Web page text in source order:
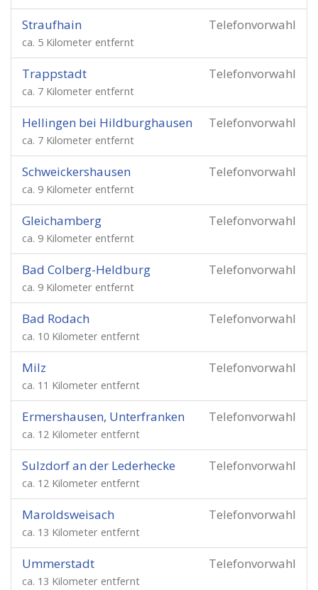
Telefonvorwahl
Straufhain
ca. 5 Kilometer entfernt
Telefonvorwahl
Trappstadt
ca. 7 Kilometer entfernt
Telefonvorwahl
Hellingen bei Hildburghausen
ca. 7 Kilometer entfernt
Telefonvorwahl
Schweickershausen
ca. 9 Kilometer entfernt
Telefonvorwahl
Gleichamberg
ca. 9 Kilometer entfernt
Telefonvorwahl
Bad Colberg-Heldburg
ca. 9 Kilometer entfernt
Telefonvorwahl
Bad Rodach
ca. 10 Kilometer entfernt
Telefonvorwahl
Milz
ca. 11 Kilometer entfernt
Telefonvorwahl
Ermershausen, Unterfranken
ca. 12 Kilometer entfernt
Telefonvorwahl
Sulzdorf an der Lederhecke
ca. 12 Kilometer entfernt
Telefonvorwahl
Maroldsweisach
ca. 13 Kilometer entfernt
Telefonvorwahl
Ummerstadt
ca. 13 Kilometer entfernt